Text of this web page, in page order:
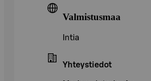
Valmistusmaa
Intia
Yhteystiedot